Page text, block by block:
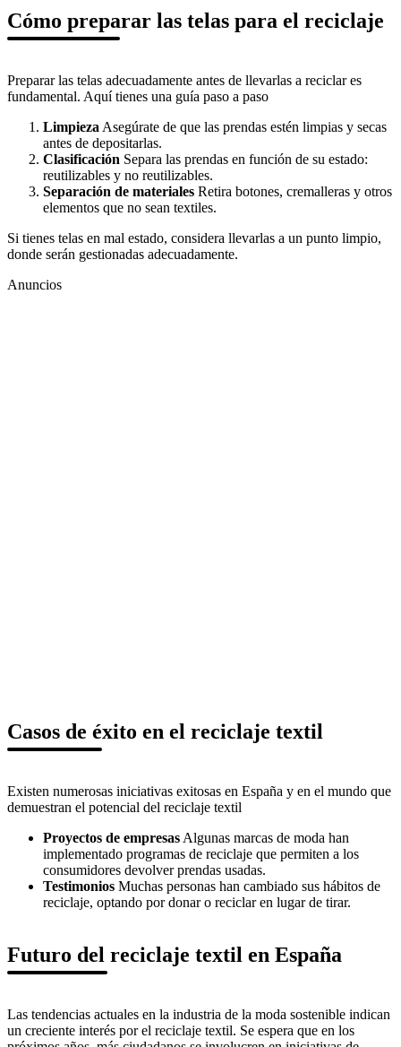
Cómo preparar las telas para el reciclaje
Preparar las telas adecuadamente antes de llevarlas a reciclar es
fundamental. Aquí tienes una guía paso a paso
LimpiezaAsegúrate de que las prendas estén limpias y secas
antes de depositarlas.
Clasificación Separa las prendas en función de su estado:
reutilizables y no reutilizables.
Separación de materiales Retira botones, cremalleras y otros
elementos que no sean textiles.
Si tienes telas en mal estado, considera llevarlas a un punto limpio,
donde serán gestionadas adecuadamente.
Anuncios
Casos de éxito en el reciclaje textil
Existen numerosas iniciativas exitosas en España y en el mundo que
demuestran el potencial del reciclaje textil
Proyectos de empresas Algunas marcas de moda han
implementado programas de reciclaje que permiten a los
consumidores devolver prendas usadas.
Testimonios Muchas personas han cambiado sus hábitos de
reciclaje, optando por donar o reciclar en lugar de tirar.
Futuro del reciclaje textil en España
Las tendencias actuales en la industria de la moda sostenible indican
un creciente interés por el reciclaje textil. Se espera que en los